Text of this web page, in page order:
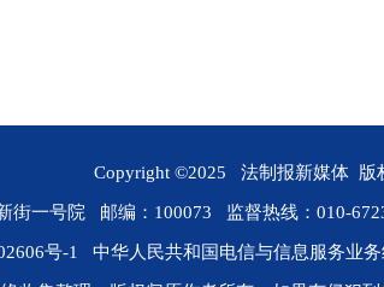
Copyright ©2025 法制报新媒体 版
街一号院 邮编：100073 监督热线：010-
号-1 中华人民共和国电信与信息服务业务